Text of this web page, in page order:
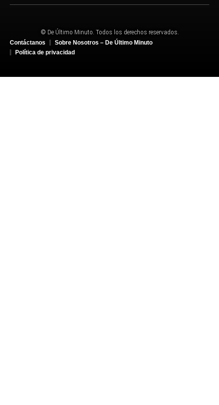
© De Último Minuto. Todos los derechos reservados.
Contáctanos
Sobre Nosotros – De Último Minuto
Política de privacidad